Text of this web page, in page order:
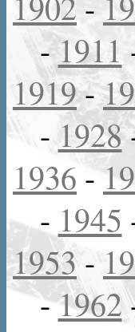
-1911
1919-
-1928
1936 -
- 1945
1953-
-1962